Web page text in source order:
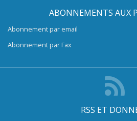
ABONNEMENTS AUX
Abonnement par email
Abonnement par Fax
RSS ET